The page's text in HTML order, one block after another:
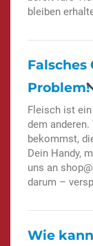
bleiben
Problem!
Fleisch ist
dem
bekommst,
Dein Handy,
uns an
darum –
Wie